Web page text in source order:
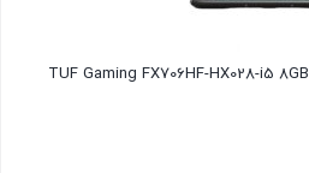
لپ تاپ 17.3 اینچی ایسوس مدل TUF Gaming FX706HF-HX028-i5 8GB